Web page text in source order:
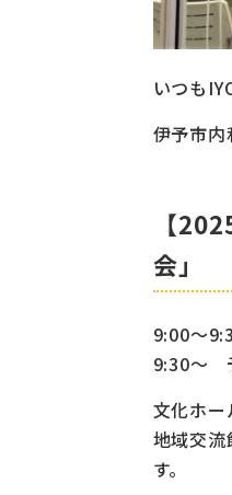
いつも
伊予市内
【
会」
9:00～
9:30～
文化ホー
地域交
す。